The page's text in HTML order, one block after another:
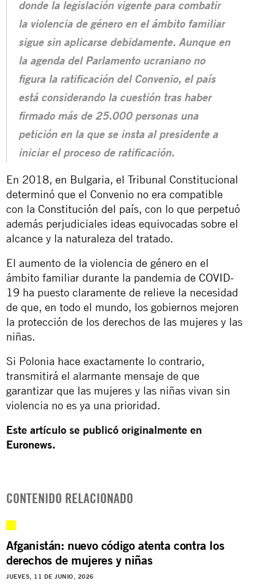
donde la legislación vigente para combatir
la violencia de género en el ámbito familiar
sigue sin aplicarse debidamente. Aunque en
la agenda del Parlamento ucraniano no
figura la ratificación del Convenio, el país
está considerando la cuestión tras haber
firmado más de 25.000 personas una
petición en la que se insta al presidente a
iniciar el proceso de ratificación.
En 2018, en Bulgaria, el Tribunal Constitucional
determinó que el Convenio no era compatible
con la Constitución del país, con lo que perpetuó
además perjudiciales ideas equivocadas sobre el
alcance y la naturaleza del tratado.
El aumento de la violencia de género en el
ámbito familiar durante la pandemia de COVID-
19 ha puesto claramente de relieve la necesidad
de que, en todo el mundo, los gobiernos mejoren
la protección de los derechos de las mujeres y las
niñas.
Si Polonia hace exactamente lo contrario,
transmitirá el alarmante mensaje de que
garantizar que las mujeres y las niñas vivan sin
violencia no es ya una prioridad.
Este artículo se publicó originalmente en
Euronews.
CONTENIDO RELACIONADO
Afganistán: nuevo código atenta contra los
derechos de mujeres y niñas
JUEVES, 11 DE JUNIO, 2026